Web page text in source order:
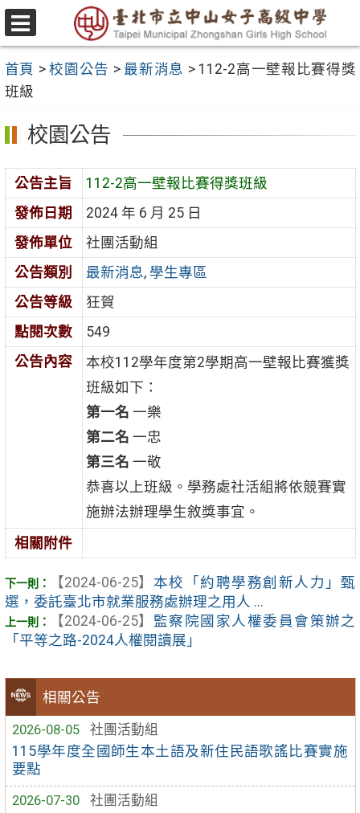
跳
至
要
內
容
區
選
單
首頁 >校園公告 > 最新消息 > 112-2高一壁報比賽得獎
班級
相關公告
2026-08-05
社團活動組
115學年度全國師生本土語及新住民語歌謠比賽實施
要點
2026-07-30
社團活動組
校園公告
公告主旨
112-2高一壁報比賽得獎班級
發佈日期
2024 年 6 月 25 日
發佈單位
社團活動組
公告類別
最新消息, 學生專區
公告等級
狂賀
點閱次數
549
公告內容
本校112學年度第2學期高一壁報比賽獲獎
班級如下：
第一名 一樂
第二名 一忠
第三名 一敬
恭喜以上班級。學務處社活組將依競賽實
施辦法辦理學生敘獎事宜。
相關附件
【2024-06-25】 本校「約聘學務創新人力」甄
選，委託臺北市就業服務處辦理之用人 ...
【2024-06-25】
監察院國家人權委員會策辦之
「平等之路-2024人權閱讀展」